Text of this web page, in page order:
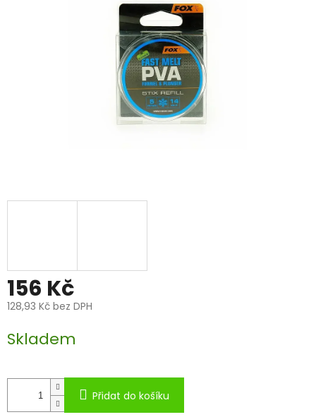
156 Kč
128,93 Kč bez DPH
cena:
Skladem
Přidat do košíku